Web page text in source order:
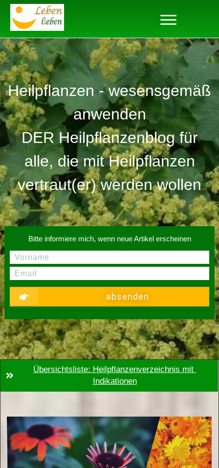
Heilpflanzen - wesensgemäß
anwenden
DER Heilpflanzenblog für
alle, die mit Heilpflanzen
vertraut(er) werden wollen
Bitte informiere mich, wenn neue Artikel erscheinen
absenden
Übersichtsliste: Heilpflanzenverzeichnis mit
Indikationen